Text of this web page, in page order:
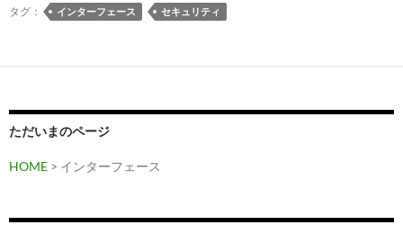
脆
タグ： インターフェース セキュリティ
ただいまのページ
HOME > インターフェース